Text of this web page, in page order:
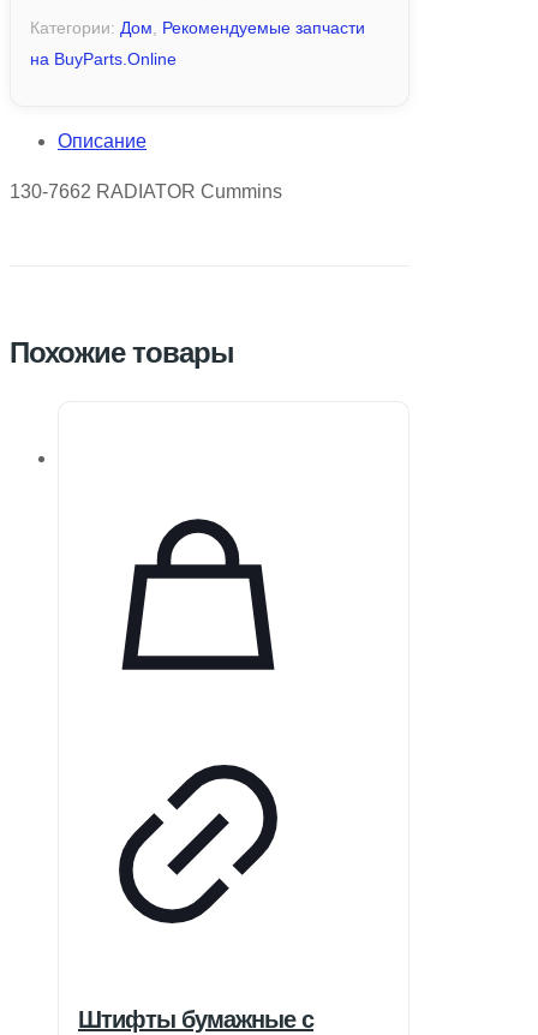
Категории: Дом
Рекомендуемые запчасти
на BuyParts.Online
Описание
130-7662 RADIATOR Cummins
Похожие товары
Штифты бумажные с